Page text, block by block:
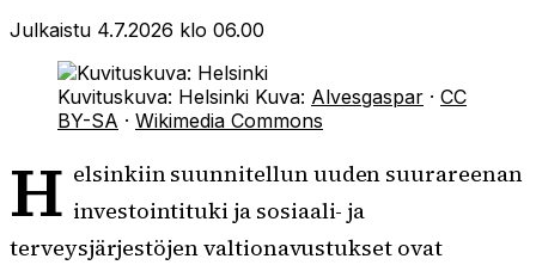
Julkaistu 4.7.2026 klo 06.00
Kuvituskuva: Helsinki Kuva: Alvesgaspar · CC
BY-SA · Wikimedia Commons
H elsinkiin suunnitellun uuden suurareenan
investointituki ja sosiaali- ja
terveysjärjestöjen valtionavustukset ovat